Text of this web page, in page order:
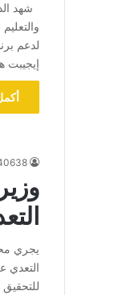
شهد
لدعم
إيجيبت
يجري
التعدي